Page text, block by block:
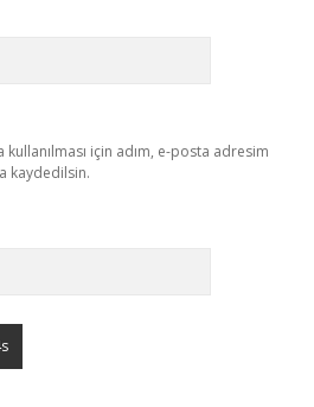
için adım, e-posta adresim
kaydedilsin.